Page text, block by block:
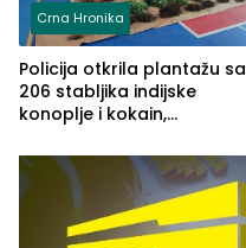
Crna Hronika
Policija otkrila plantažu sa
206 stabljika indijske
konoplje i kokain,
(FOTO)